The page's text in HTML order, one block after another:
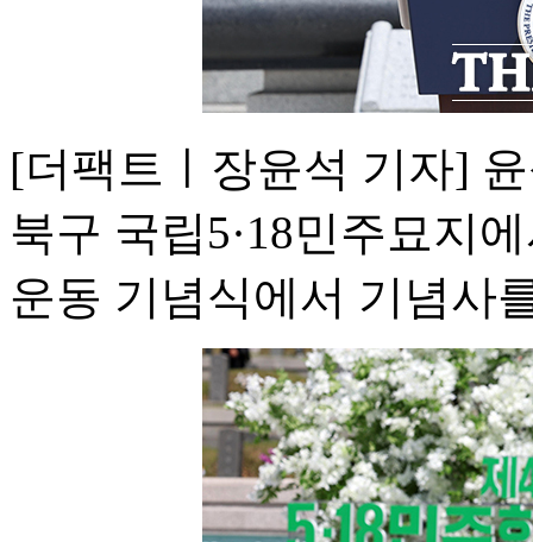
[더팩트ㅣ장윤석 기자]
북구 국립5·18민주묘지
운동 기념식에서 기념사